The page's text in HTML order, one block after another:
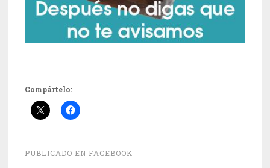
Compártelo:
PUBLICADO EN FACEBOOK